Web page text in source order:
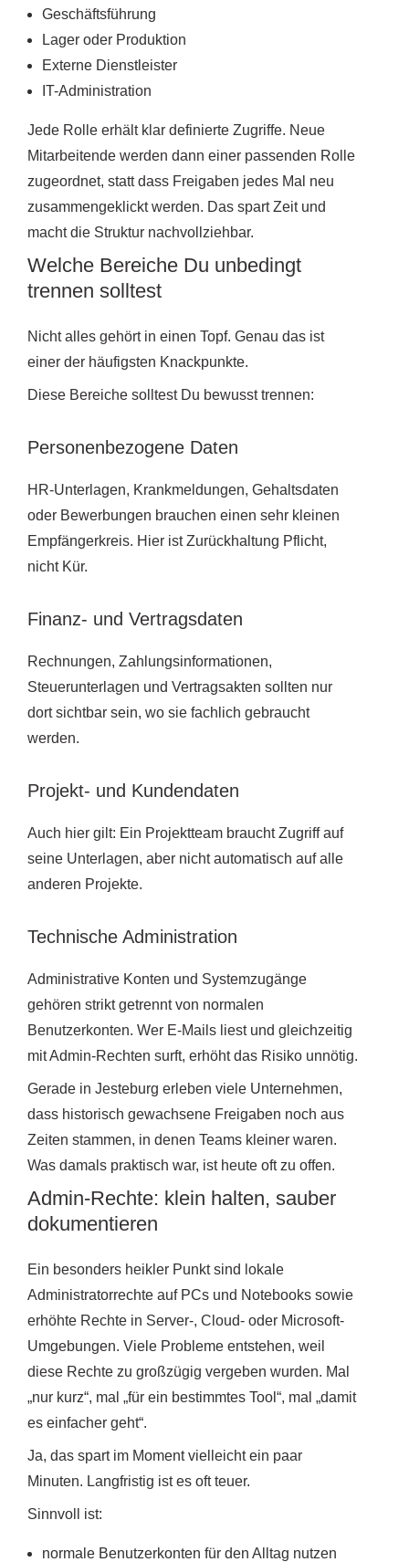
Geschäftsführung
Lager oder Produktion
Externe Dienstleister
IT-Administration
Jede Rolle erhält klar definierte Zugriffe. Neue
Mitarbeitende werden dann einer passenden Rolle
zugeordnet, statt dass Freigaben jedes Mal neu
zusammengeklickt werden. Das spart Zeit und
macht die Struktur nachvollziehbar.
Welche Bereiche Du unbedingt
trennen solltest
Nicht alles gehört in einen Topf. Genau das ist
einer der häufigsten Knackpunkte.
Diese Bereiche solltest Du bewusst trennen:
Personenbezogene Daten
HR-Unterlagen, Krankmeldungen, Gehaltsdaten
oder Bewerbungen brauchen einen sehr kleinen
Empfängerkreis. Hier ist Zurückhaltung Pflicht,
nicht Kür.
Finanz- und Vertragsdaten
Rechnungen, Zahlungsinformationen,
Steuerunterlagen und Vertragsakten sollten nur
dort sichtbar sein, wo sie fachlich gebraucht
werden.
Projekt- und Kundendaten
Auch hier gilt: Ein Projektteam braucht Zugriff auf
seine Unterlagen, aber nicht automatisch auf alle
anderen Projekte.
Technische Administration
Administrative Konten und Systemzugänge
gehören strikt getrennt von normalen
Benutzerkonten. Wer E-Mails liest und gleichzeitig
mit Admin-Rechten surft, erhöht das Risiko unnötig.
Gerade in Jesteburg erleben viele Unternehmen,
dass historisch gewachsene Freigaben noch aus
Zeiten stammen, in denen Teams kleiner waren.
Was damals praktisch war, ist heute oft zu offen.
Admin-Rechte: klein halten, sauber
dokumentieren
Ein besonders heikler Punkt sind lokale
Administratorrechte auf PCs und Notebooks sowie
erhöhte Rechte in Server-, Cloud- oder Microsoft-
Umgebungen. Viele Probleme entstehen, weil
diese Rechte zu großzügig vergeben wurden. Mal
„nur kurz“, mal „für ein bestimmtes Tool“, mal „damit
es einfacher geht“.
Ja, das spart im Moment vielleicht ein paar
Minuten. Langfristig ist es oft teuer.
Sinnvoll ist:
normale Benutzerkonten für den Alltag nutzen